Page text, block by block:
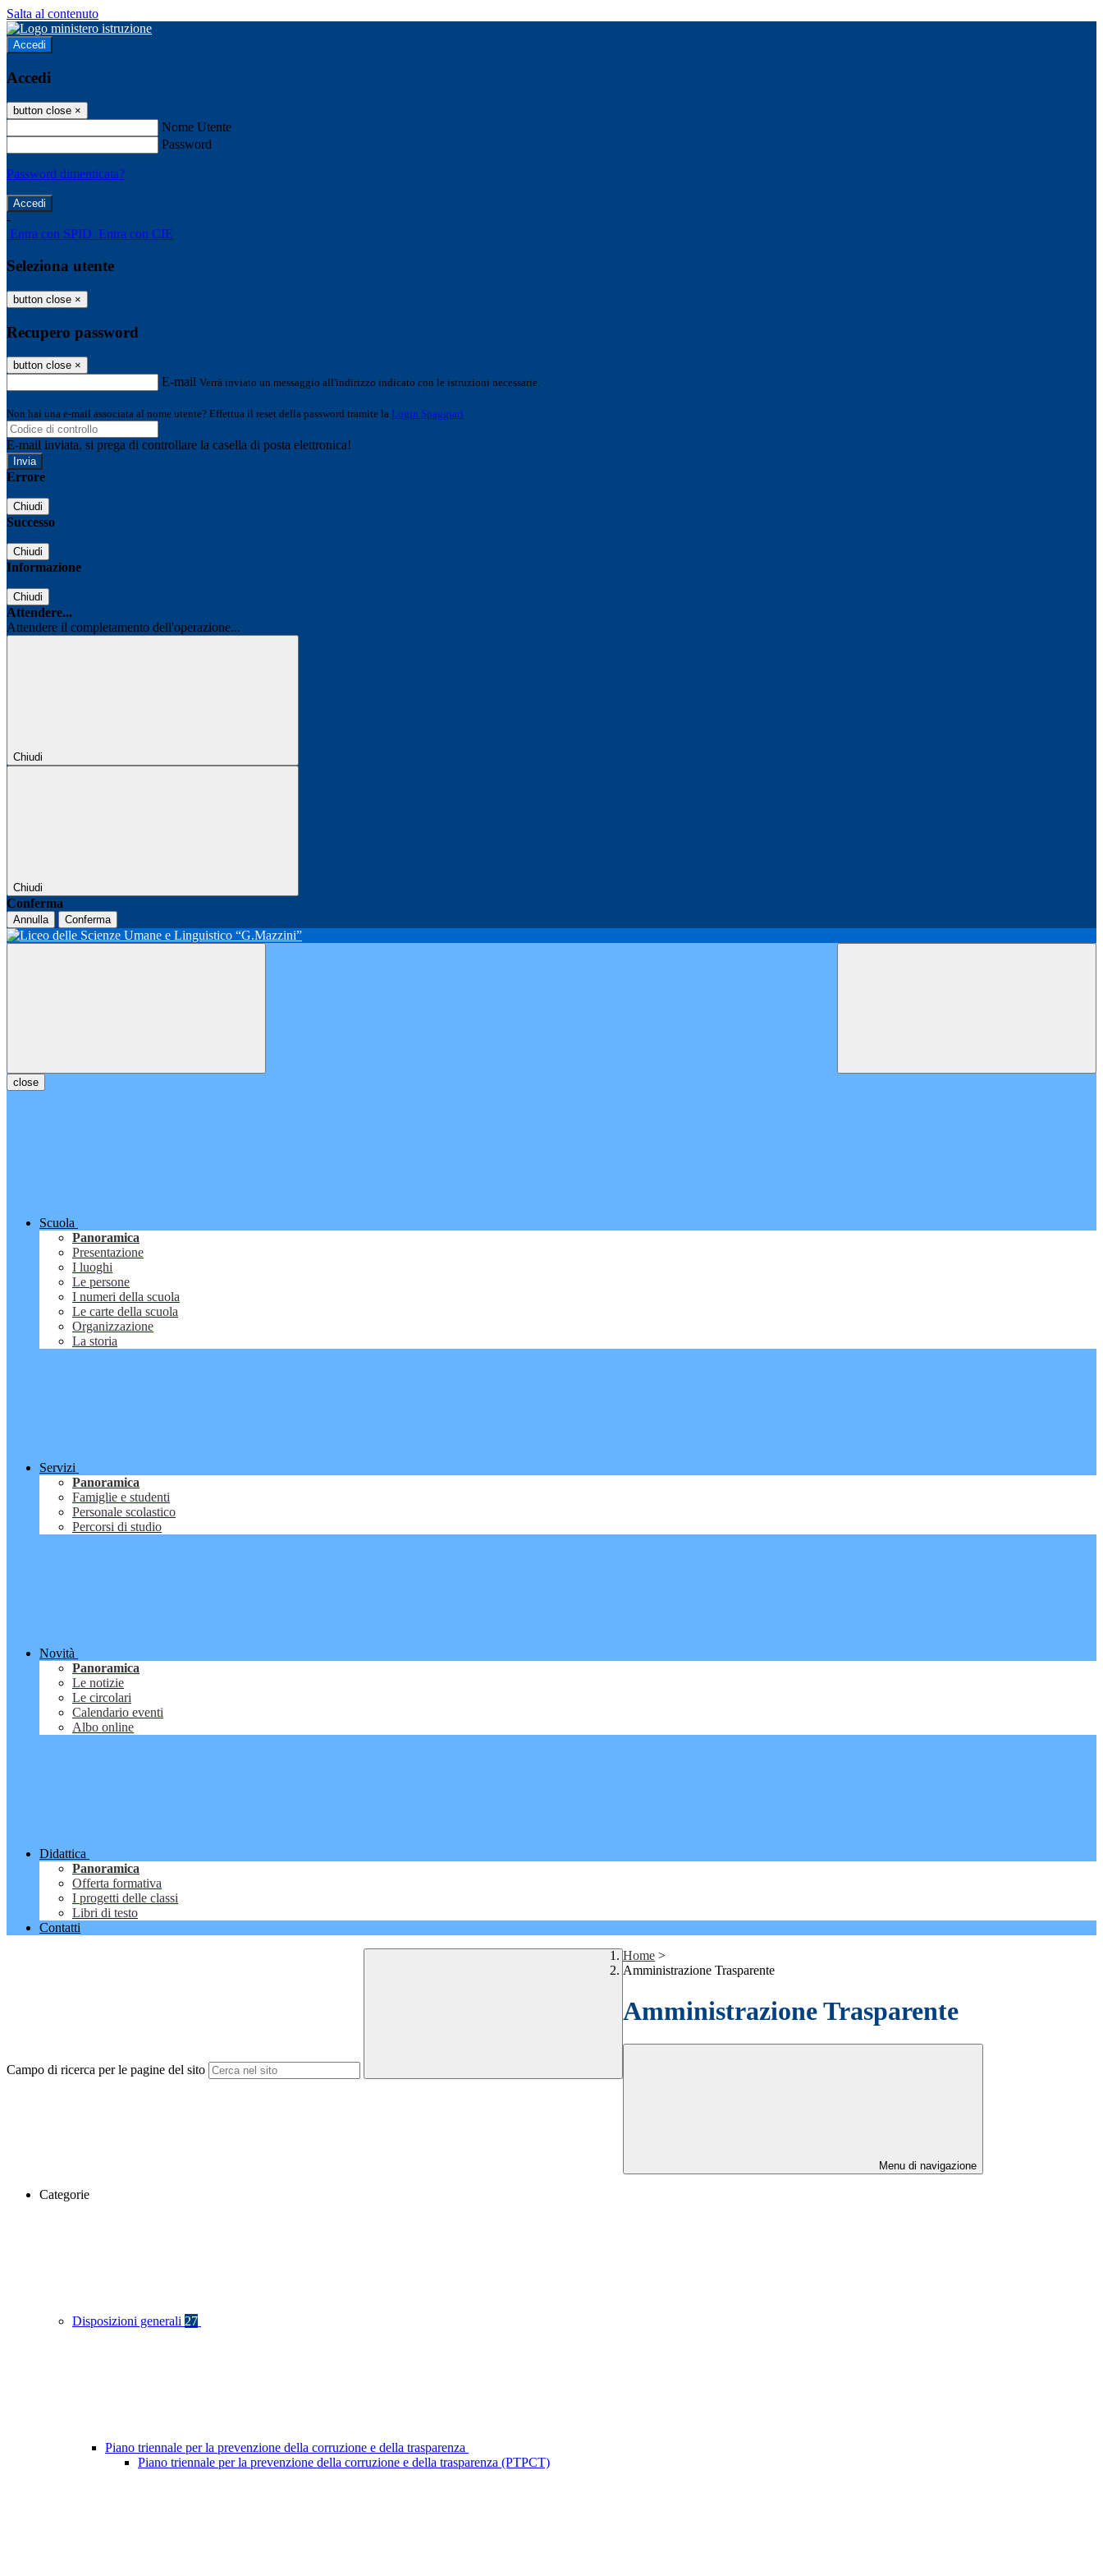
Salta al contenuto
Accedi
Accedi
button close ×
Nome Utente
Password
Password dimenticata?
-
Entra con SPID Entra con CIE
Seleziona utente
button close ×
Recupero password
button close ×
E-mail Verrà inviato un messaggio all'indirizzo indicato con le istruzioni necessarie.
Non hai una e-mail associata al nome utente? Effettua il reset della password tramite la Login Spaggiari
E-mail inviata, si prega di controllare la casella di posta elettronica!
Errore
Chiudi
Successo
Chiudi
Informazione
Chiudi
Attendere...
Attendere il completamento dell'operazione...
Chiudi
Chiudi
Conferma
Annulla Conferma
close
Scuola
Panoramica
Presentazione
I luoghi
Le persone
I numeri della scuola
Le carte della scuola
Organizzazione
La storia
Servizi
Panoramica
Famiglie e studenti
Personale scolastico
Percorsi di studio
Novità
Panoramica
Le notizie
Le circolari
Calendario eventi
Albo online
Didattica
Panoramica
Offerta formativa
I progetti delle classi
Libri di testo
Contatti
Campo di ricerca per le pagine del sito
Home >
Amministrazione Trasparente
Amministrazione Trasparente
Menu di navigazione
Categorie
Disposizioni generali 27
Piano triennale per la prevenzione della corruzione e della trasparenza
Piano triennale per la prevenzione della corruzione e della trasparenza (PTPCT)